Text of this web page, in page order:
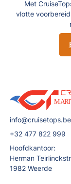
Met
vlotte
info@cruisetops.be
+32 477 822 999
Hoofdkantoor:
Herman
1982 Weerde